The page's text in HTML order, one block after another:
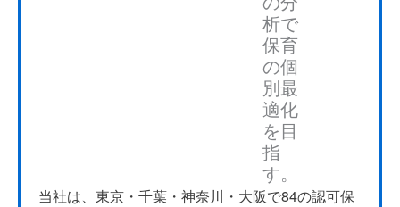
析で
保育
の個
別最
適化
を目
指
す。
当社は、東京・千葉・神奈川・大阪で84の認可保